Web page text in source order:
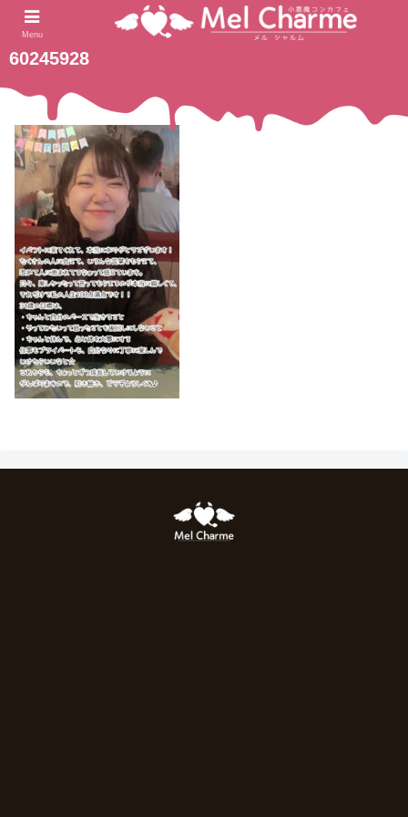
ホーム
60245928
2025.05.18
Menu